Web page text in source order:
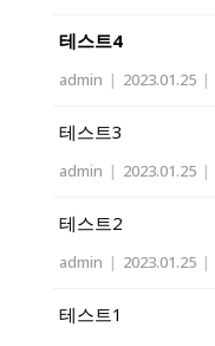
테스트4
admin | 2023.01.25 |
테스트3
admin | 2023.01.25 |
테스트2
admin | 2023.01.25 |
테스트1